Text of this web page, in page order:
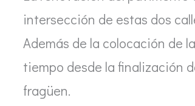
intersección de estas dos
Además de la colocación de
tiempo desde la finalización
fragüen.